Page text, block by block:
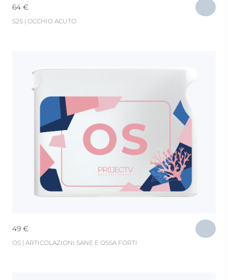
64 €
S2S | OCCHIO ACUTO
49 €
OS | ARTICOLAZIONI SANE E OSSA FORTI